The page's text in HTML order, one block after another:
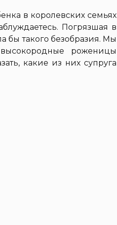
в королевских семьях
Погрязшая в
бы такого безобразия. Мы
роженицы
какие из них супруга